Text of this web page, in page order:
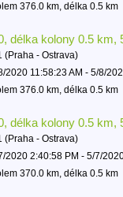
376.0 km, délka 0.5 km
délka kolony 0.5 km,
(Praha - Ostrava)
2020 11:58:23 AM - 5/8/
376.0 km, délka 0.5 km
délka kolony 0.5 km,
(Praha - Ostrava)
2020 2:40:58 PM - 5/7/
370.0 km, délka 0.5 km